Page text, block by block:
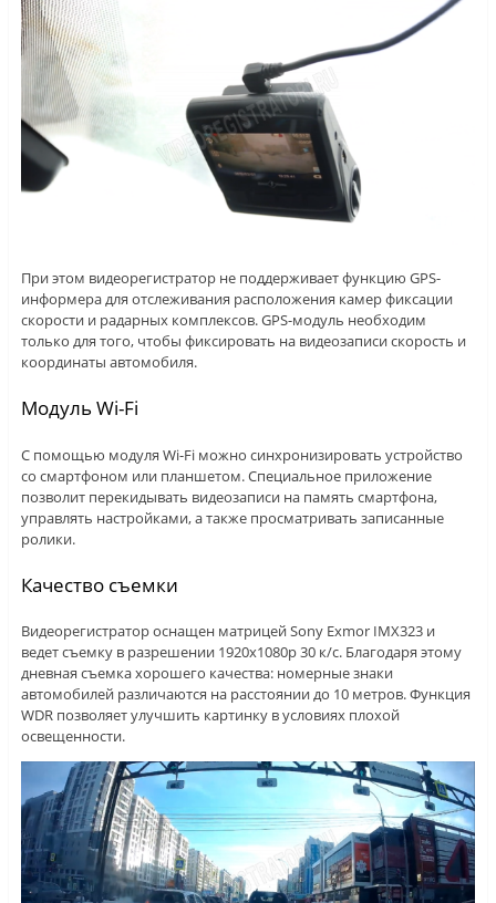
При этом видеорегистратор не поддерживает функцию GPS-
информера для отслеживания расположения камер фиксации
скорости и радарных комплексов. GPS-модуль необходим
только для того, чтобы фиксировать на видеозаписи скорость и
координаты автомобиля.
Модуль Wi-Fi
С помощью модуля Wi-Fi можно синхронизировать устройство
со смартфоном или планшетом. Специальное приложение
позволит перекидывать видеозаписи на память смартфона,
управлять настройками, а также просматривать записанные
ролики.
Качество съемки
Видеорегистратор оснащен матрицей Sony Exmor IMX323 и
ведет съемку в разрешении 1920х1080р 30 к/с. Благодаря этому
дневная съемка хорошего качества: номерные знаки
автомобилей различаются на расстоянии до 10 метров. Функция
WDR позволяет улучшить картинку в условиях плохой
освещенности.